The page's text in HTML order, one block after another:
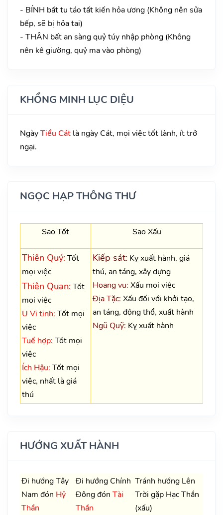
- BÍNH bất tu táo tất kiến hỏa ương (Không nên sửa
bếp, sẽ bị hỏa tai)
- THÂN bất an sàng quỷ túy nhập phòng (Không
nên kê giường, quỷ ma vào phòng)
KHỔNG MINH LỤC DIỆU
NgàyTiểu Cát là ngày Cát, mọi việc tốt lành, ít trở
ngại.
NGỌC HẠP THÔNG THƯ
Sao Tốt Sao Xấu
Thiên Quý: Tốt
mọi việc
Thiên Quan: Tốt
mọi việc
U Vi tinh: Tốt mọi
việc
Tuế hợp: Tốt mọi
việc
Ích Hậu: Tốt mọi
việc, nhất là giá
thú
Kiếp sát: Kỵ xuất hành, giá
thú, an táng, xây dựng
Hoang vu: Xấu mọi việc
Địa Tặc: Xấu đối với khởi tạo,
an táng, động thổ, xuất hành
Ngũ Quỹ: Kỵ xuất hành
HƯỚNG XUẤT HÀNH
Đi hướng Tây
Nam đón Hỷ
Thần
Đi hướng Chính
Đông đón Tài
Thần
Tránh hướng Lên
Trời gặp Hạc Thần
(xấu)